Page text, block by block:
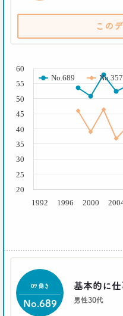
スマホ時代の「偶
トランプ勝利―自国
三矢正浩
2016.11.30
生活定点から見え
2016.10.04
「何を見ているの
この
No.689 No.357
1992 1996 2000
40
50
60
20
25
30
35
45
55
基本的に
男性30代
09 働き
No.689